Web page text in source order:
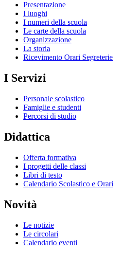
Presentazione
I luoghi
I numeri della scuola
Le carte della scuola
Organizzazione
La storia
Ricevimento Orari Segreterie
I Servizi
Personale scolastico
Famiglie e studenti
Percorsi di studio
Didattica
Offerta formativa
I progetti delle classi
Libri di testo
Calendario Scolastico e Orari
Novità
Le notizie
Le circolari
Calendario eventi